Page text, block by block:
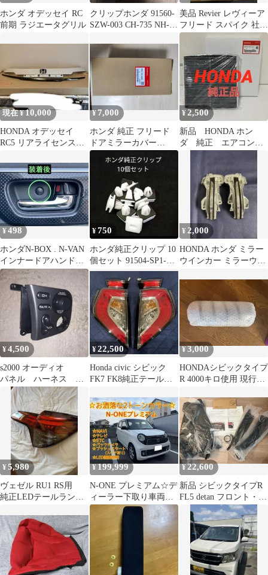
ホンダ オデッセイ RC
前期 ラジエータグリル
クリップホンダ 91560-
SZW-003 CH-735 NH-
美品 Revier レヴィーア
フリード スパイク 社外
スモークテール おまけ
現在 ¥10,000
HONDA オデッセイ
RC5 リアライセンスガ
¥7,000
ホンダ 純正 フリード
ドアミラーカバー
76251 -TRT-003ZP未使
¥2,500
新品 HONDA ホン
ダ 純正 エアコンフ
¥498
ホンダN-BOX . N-VAN
インナードアハンドル
ネジカバー キャップ
¥750
ホンダ純正クリップ 10
個セット 91504-SP1-
003
¥2,000
HONDA ホンダ ミラー
ウインカー ミラーウィ
¥4,500
s2000 オーディオ
パネル ハーネス セ
ット 部品 パーツ
スイッチ
¥22,500
Honda civic シビック
FK7 FK8純正テールラ
¥3,000
HONDAシビックタイプ
R 4000キロ使用 現行FL
ト
¥5,980
ヴェゼル RU1 RS用
純正LEDテールランプ
り】
¥199,999
N-ONE プレミアム☆デ
ィーラー下取り車両☆
お洒落な2トーンカラー
スタイル
¥22,600
新品 シビックタイプR
FL5 detan フロント・リ
アスプリッター セット